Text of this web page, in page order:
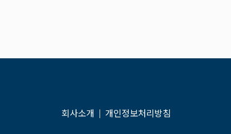
회사소개 개인정보처리방침